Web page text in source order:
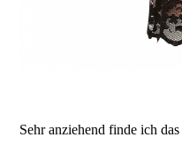
Sehr anziehend finde ich das